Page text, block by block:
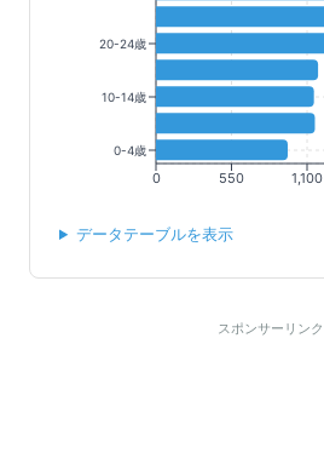
0 550 1,100
20-24歳
10-14歳
0-4歳
データテーブルを表示
スポンサーリンク